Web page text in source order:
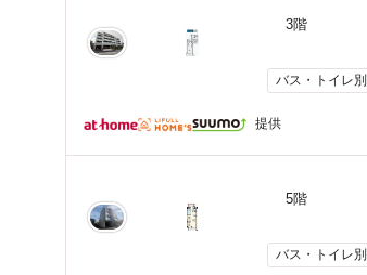
3階
バス・トイレ別
提供
5階
バス・トイレ別